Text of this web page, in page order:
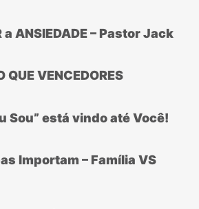
a ANSIEDADE – Pastor Jack
QUE VENCEDORES
Sou” está vindo até Você!
Importam – Família VS